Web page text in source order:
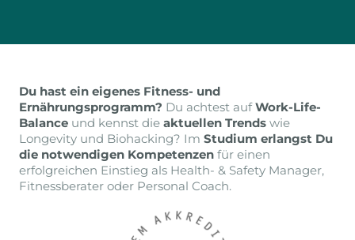
Du hast ein eigenes Fitness- und
Ernährungsprogramm? Du achtest aufWork-Life-
Balance und kennst die aktuellen Trends wie
Longevity und Biohacking? Im Studium erlangst Du
die notwendigen Kompetenzen für einen
erfolgreichen Einstieg als Health- & Safety Manager,
Fitnessberater oder Personal Coach.